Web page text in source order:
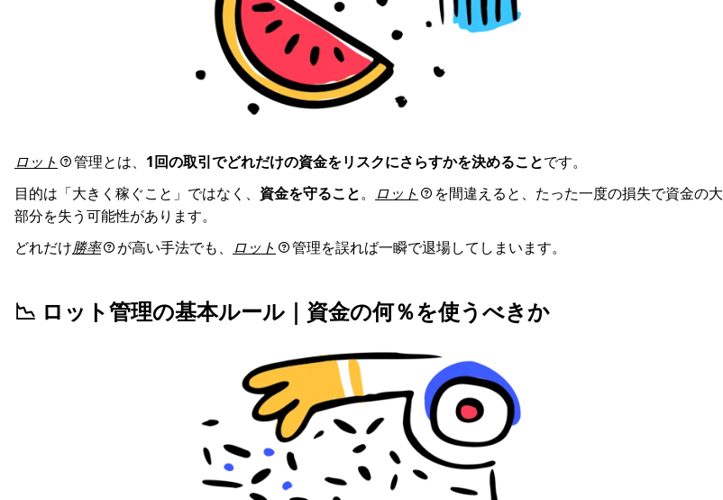
ロット 管理とは、 1回の取引でどれだけの資金をリスクにさらすかを決めることです。
目的は「大きく稼ぐこと」ではなく、 資金を守ること。 ロット
を間違えると、たった一度の損失で資金の大
部分を失う可能性があります。
どれだけ勝率 が高い手法でも、 ロット 管理を誤れば一瞬で退場してしまいます。
📉 ロット管理の基本ルール｜資金の何％を使うべきか